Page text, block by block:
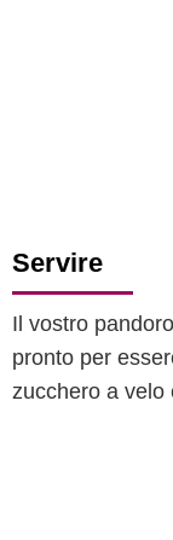
Servire
Il vostro
pronto per
zucchero a velo